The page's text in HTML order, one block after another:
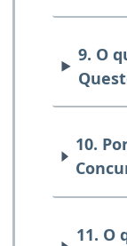
9. O
10.
11. O